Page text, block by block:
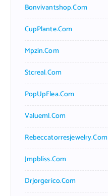
Bonvivantshop.com
CupPlante.com
Mpzin.com
Stcreal.com
PopUpFlea.com
Valueml.com
Rebeccatorresjewelry.com
Jmpbliss.com
Drjorgerico.com